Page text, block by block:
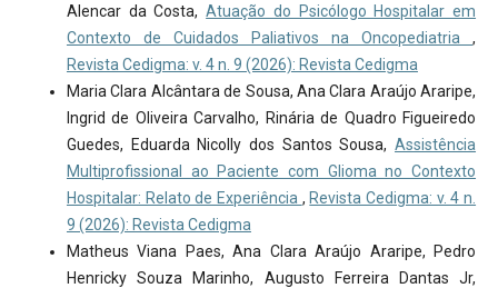
Alencar da Costa,Atuação do Psicólogo Hospitalar em
Contexto de Cuidados Paliativos na Oncopediatria,
Revista Cedigma: v. 4 n. 9 (2026): Revista Cedigma
Maria Clara Alcântara de Sousa, Ana Clara Araújo Araripe,
Ingrid de Oliveira Carvalho, Rinária de Quadro Figueiredo
Guedes, Eduarda Nicolly dos Santos Sousa,Assistência
Multiprofissional ao Paciente com Glioma no Contexto
Hospitalar: Relato de Experiência ,Revista Cedigma: v. 4 n.
9 (2026): Revista Cedigma
Matheus Viana Paes, Ana Clara Araújo Araripe, Pedro
Henricky Souza Marinho, Augusto Ferreira Dantas Jr,